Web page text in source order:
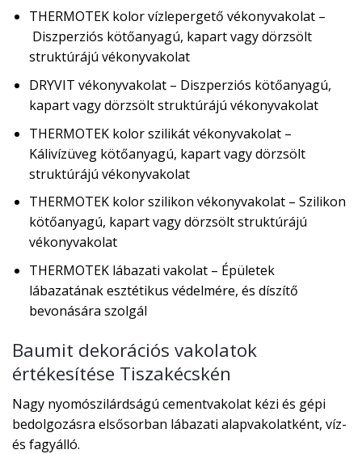
THERMOTEK kolor vízlepergető vékonyvakolat –
Diszperziós kötőanyagú, kapart vagy dörzsölt
struktúrájú vékonyvakolat
DRYVIT vékonyvakolat – Diszperziós kötőanyagú,
kapart vagy dörzsölt struktúrájú vékonyvakolat
THERMOTEK kolor szilikát vékonyvakolat –
Kálivízüveg kötőanyagú, kapart vagy dörzsölt
struktúrájú vékonyvakolat
THERMOTEK kolor szilikon vékonyvakolat – Szilikon
kötőanyagú, kapart vagy dörzsölt struktúrájú
vékonyvakolat
THERMOTEK lábazati vakolat – Épületek
lábazatának esztétikus védelmére, és díszítő
bevonására szolgál
Baumit dekorációs vakolatok
értékesítése Tiszakécskén
Nagy nyomószilárdságú cementvakolat kézi és gépi
bedolgozásra elsősorban lábazati alapvakolatként, víz-
és fagyálló.